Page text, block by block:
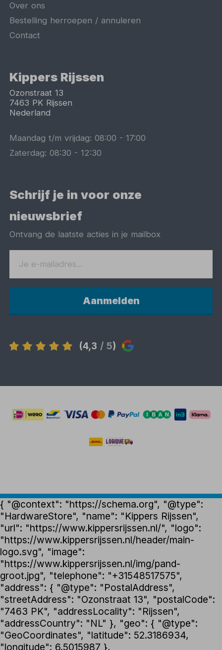
Over ons
Bestelling herroepen / annuleren
Contact
Kippers Rijssen
Ozonstraat 13
7463 PK Rijssen
Nederland
Maandag t/m vrijdag:08:00 -17:00
Zaterdag:08:30 -12:30
Schrijf je in voor onze
nieuwsbrief
Ontvang de laatste acties in je mailbox
Aanmelden
(4,3 / 5)
{ "@context": "https://schema.org", "@type":
"HardwareStore", "name": "Kippers Rijssen",
"url": "https://www.kippersrijssen.nl/", "logo":
"https://www.kippersrijssen.nl/header/main-
logo.svg", "image":
"https://www.kippersrijssen.nl/img/pand-
groot.jpg", "telephone": "+31548517575",
"address": { "@type": "PostalAddress",
"streetAddress": "Ozonstraat 13", "postalCode":
"7463 PK", "addressLocality": "Rijssen",
"addressCountry": "NL" }, "geo": { "@type":
"GeoCoordinates", "latitude": 52.3186934,
"longitude": 6.5015987 },